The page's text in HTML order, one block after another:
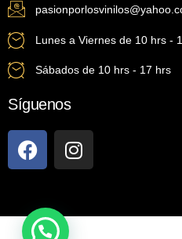
Lunes a Viernes de 10 hrs -
Sábados de 10 hrs - 17 hrs
Síguenos